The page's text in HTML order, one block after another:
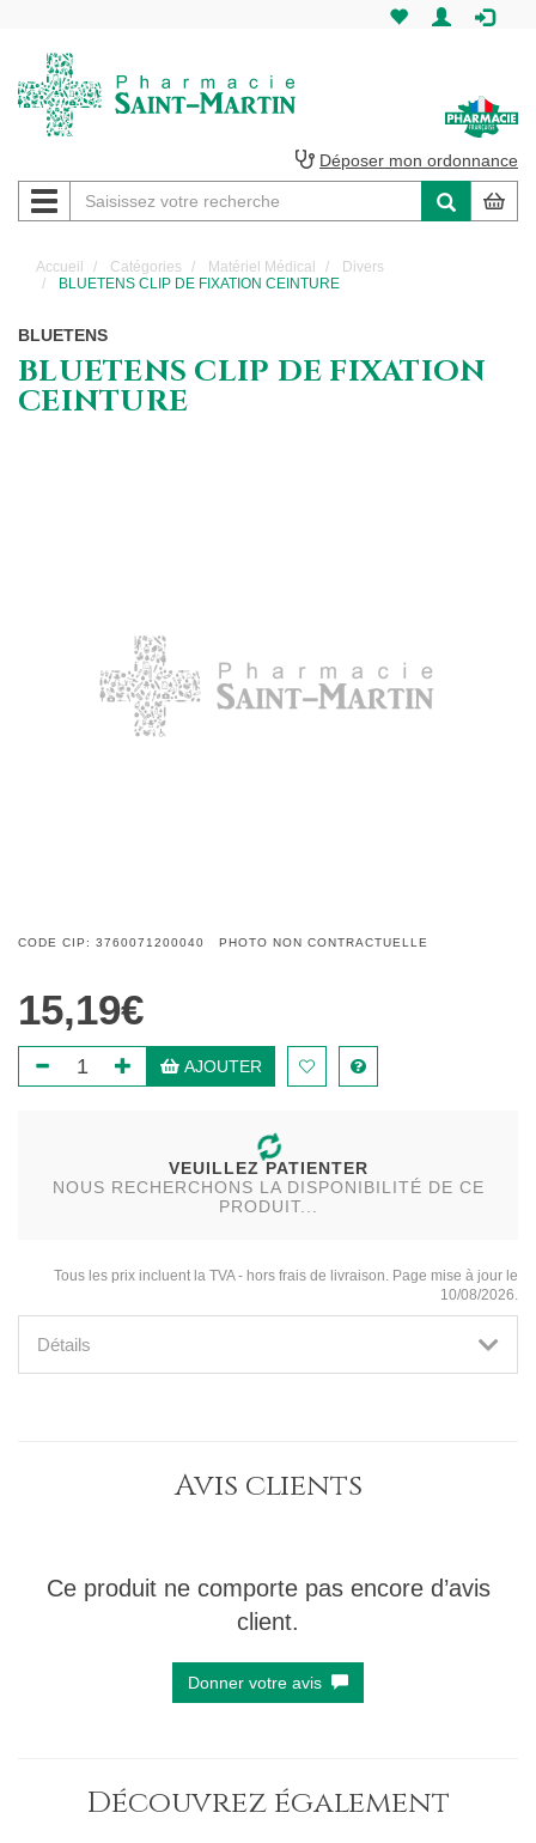
Martin
Pharmacie
Saint-
Amiens
Déposer mon ordonnance
Navigation
Accueil Catégories Matériel Médical
Divers
BLUETENS CLIP DE FIXATION CEINTURE
BLUETENS
BLUETENS CLIP DE FIXATION
CEINTURE
CODE CIP: 3760071200040 PHOTO NON CONTRACTUELLE
15,19€
AJOUTER
VEUILLEZ PATIENTER
NOUS RECHERCHONS LA DISPONIBILITÉ DE CE
PRODUIT...
Tous les prix incluent la TVA - hors frais de livraison. Page mise à jour le
10/08/2026.
Détails
Avis clients
Ce produit ne comporte pas encore d’avis
client.
Donner votre avis
Découvrez également